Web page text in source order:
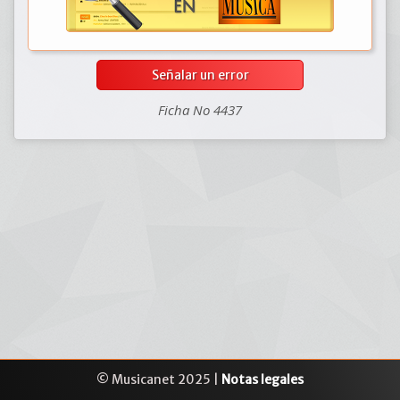
Señalar un error
Ficha No 4437
© Musicanet 2025 | Notas legales